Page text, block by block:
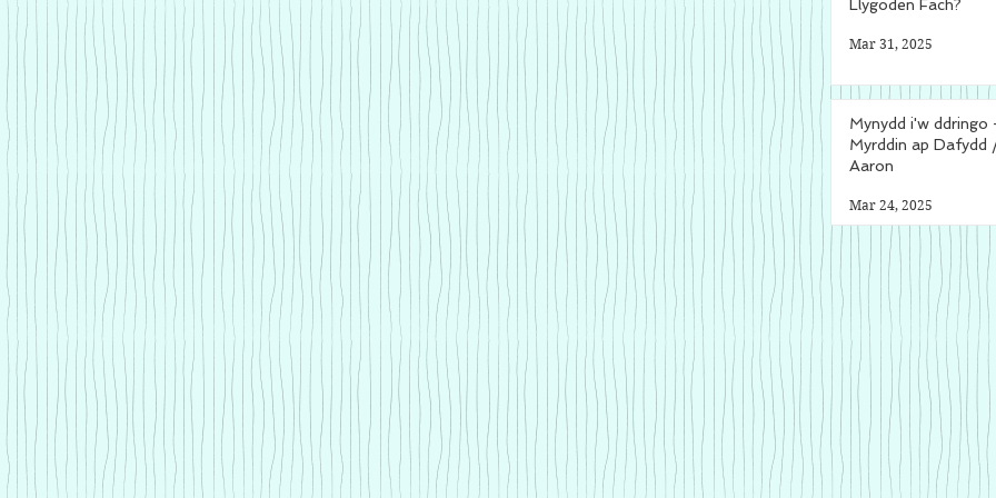
Llygoden Fach?
Mar 31, 2025
Mynydd i'w ddringo
Myrddin ap Dafydd
Aaron
Mar 24, 2025